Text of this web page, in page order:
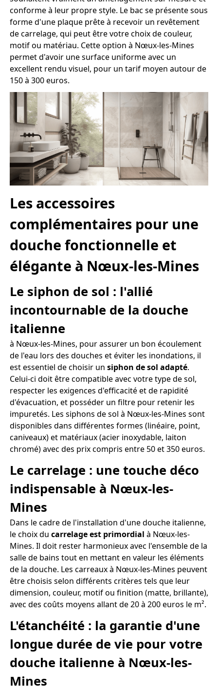
conforme à leur propre style. Le bac se présente sous
forme d'une plaque prête à recevoir un revêtement
de carrelage, qui peut être votre choix de couleur,
motif ou matériau. Cette option à Nœux-les-Mines
permet d'avoir une surface uniforme avec un
excellent rendu visuel, pour un tarif moyen autour de
150 à 300 euros.
Les accessoires
complémentaires pour une
douche fonctionnelle et
élégante à Nœux-les-Mines
Le siphon de sol : l'allié
incontournable de la douche
italienne
à Nœux-les-Mines, pour assurer un bon écoulement
de l'eau lors des douches et éviter les inondations, il
est essentiel de choisir un siphon de sol adapté.
Celui-ci doit être compatible avec votre type de sol,
respecter les exigences d'efficacité et de rapidité
d'évacuation, et posséder un filtre pour retenir les
impuretés. Les siphons de sol à Nœux-les-Mines sont
disponibles dans différentes formes (linéaire, point,
caniveaux) et matériaux (acier inoxydable, laiton
chromé) avec des prix compris entre 50 et 350 euros.
Le carrelage : une touche déco
indispensable à Nœux-les-
Mines
Dans le cadre de l'installation d'une douche italienne,
le choix du carrelage est primordial à Nœux-les-
Mines. Il doit rester harmonieux avec l'ensemble de la
salle de bains tout en mettant en valeur les éléments
de la douche. Les carreaux à Nœux-les-Mines peuvent
être choisis selon différents critères tels que leur
dimension, couleur, motif ou finition (matte, brillante),
avec des coûts moyens allant de 20 à 200 euros le m².
L'étanchéité : la garantie d'une
longue durée de vie pour votre
douche italienne à Nœux-les-
Mines